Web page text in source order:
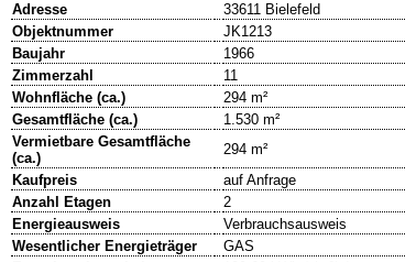
Adresse
33611 Bielefeld
Objektnummer
JK1213
Baujahr
1966
Zimmerzahl
11
Wohnfläche (ca.)
294 m²
Gesamtfläche (ca.)
1.530 m²
Vermietbare Gesamtfläche
(ca.)
294 m²
Kaufpreis
auf Anfrage
Anzahl Etagen
2
Energieausweis
Verbrauchsausweis
Wesentlicher Energieträger
GAS